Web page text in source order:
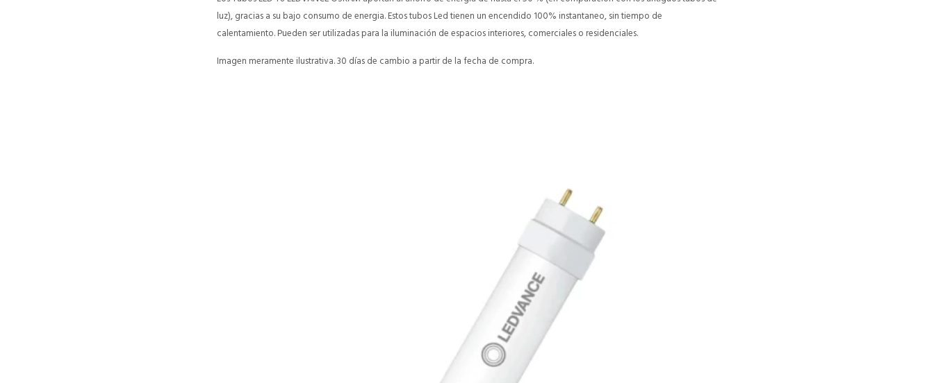
luz), gracias a su bajo consumo de energia. Estos tubos Led tienen un encendido 100% instantaneo, sin tiempo de
calentamiento. Pueden ser utilizadas para la iluminación de espacios interiores, comerciales o residenciales.
Imagen meramente ilustrativa. 30 días de cambio a partir de la fecha de compra.